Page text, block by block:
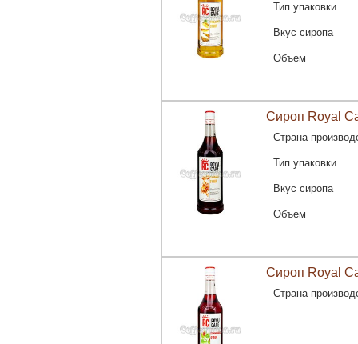
Тип упаковки
Вкус сиропа
Объем
Сироп Royal
Страна
Тип упаковки
Вкус сиропа
Объем
Сироп Royal
Страна